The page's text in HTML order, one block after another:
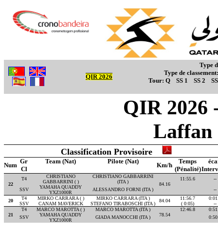
QIR 2026
Type
Type de
Tour: Q SS 1 SS 2
QIR 2026
Laffan
Classification Provisoire
Num
Gr Team (Nat) Pilote (Nat)
Km/h
Temps
Cl
(Pénalité)
22
T4
CHRISTIANO
GABBARRINI ( )
CHRISTIANO GABBARRINI
(ITA )
84.16
11:55.6
--
SSV
YAMAHA QUADDY
YXZ1000R
ALESSANDRO FORNI (ITA ) --
20 T4 MIRKO CARRARA ( ) MIRKO CARRARA (ITA ) 84.04 11:56.7
SSV
CANAM MAVERICK STEFANO TIRABOSCHI (ITA ) ( 0:05) --
21
T4 MARCO MAROTTA ( )
MARCO MAROTTA (ITA )
78.54
12:46.8
SSV
YAMAHA QUADDY
YXZ1000R
GIADA MANOCCHI (ITA )